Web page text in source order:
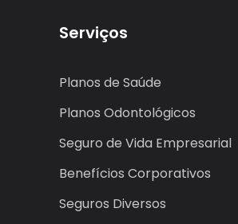
Serviços
Planos de Saúde
Planos Odontológicos
Seguro de Vida Empresarial
Benefícios Corporativos
Seguros Diversos